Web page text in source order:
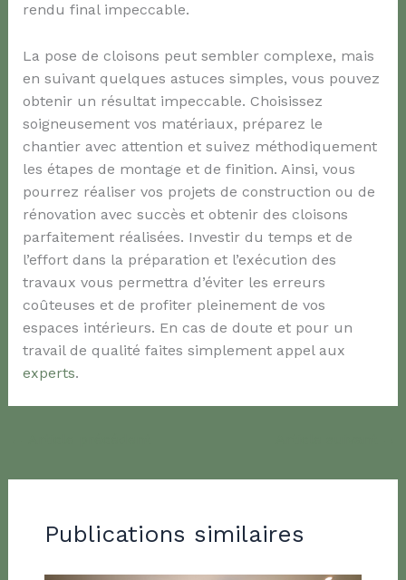
rendu final impeccable.
La pose de cloisons peut sembler complexe, mais
en suivant quelques astuces simples, vous pouvez
obtenir un résultat impeccable. Choisissez
soigneusement vos matériaux, préparez le
chantier avec attention et suivez méthodiquement
les étapes de montage et de finition. Ainsi, vous
pourrez réaliser vos projets de construction ou de
rénovation avec succès et obtenir des cloisons
parfaitement réalisées. Investir du temps et de
l’effort dans la préparation et l’exécution des
travaux vous permettra d’éviter les erreurs
coûteuses et de profiter pleinement de vos
espaces intérieurs. En cas de doute et pour un
travail de qualité faites simplement appel aux
experts.
Publications similaires